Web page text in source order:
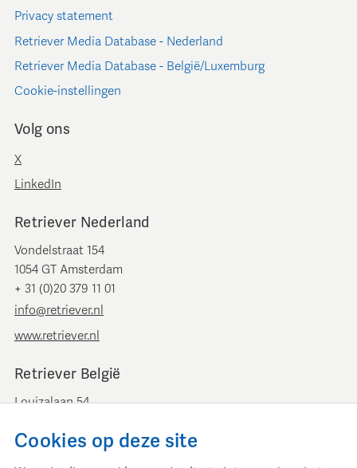
Privacy statement
Retriever Media Database - Nederland
Retriever Media Database - België/Luxemburg
Cookie-instellingen
Volg ons
X
LinkedIn
Retriever Nederland
Vondelstraat 154
1054 GT Amsterdam
+ 31 (0)20 379 11 01
info@retriever.nl
www.retriever.nl
Retriever België
Louizalaan 54
+ 32 (0)2 893 00 52
Cookies op deze site